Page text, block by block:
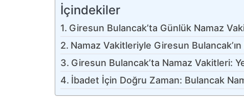
İçindekiler
Giresun Bulancak’ta Günlük Namaz
Namaz Vakitleriyle Giresun
Giresun Bulancak’ta Namaz Vakitleri:
İbadet İçin Doğru Zaman: Bulancak